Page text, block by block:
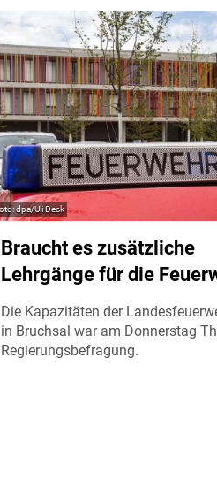
dpa/Uli Deck
Braucht es zusätzliche
Lehrgänge für die
Die Kapazitäten der
in Bruchsal war am Donnerstag
Regierungsbefragung.